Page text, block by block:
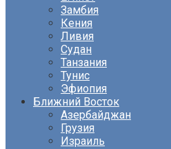
Замбия
Кения
Ливия
Судан
Танзания
Тунис
Эфиопия
Ближний Восток
Азербайджан
Грузия
Израиль